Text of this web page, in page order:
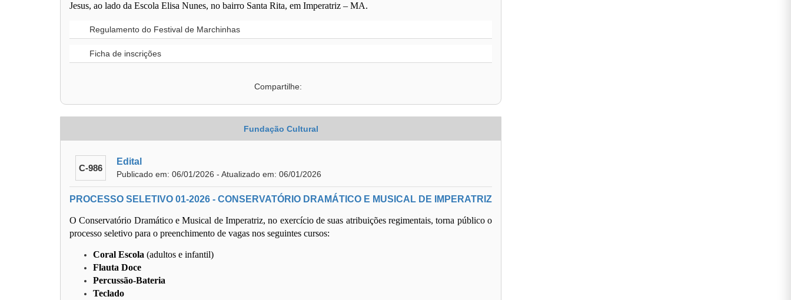
Jesus, ao lado da Escola Elisa Nunes, no bairro Santa Rita, em Imperatriz – MA.
Regulamento do Festival de Marchinhas
Ficha de inscrições
Compartilhe:
Fundação Cultural
C-986
Edital
Publicado em: 06/01/2026 - Atualizado em: 06/01/2026
PROCESSO SELETIVO 01-2026 - CONSERVATÓRIO DRAMÁTICO E MUSICAL DE IMPERATRIZ
O Conservatório Dramático e Musical de Imperatriz, no exercício de suas atribuições regimentais, torna público o
processo seletivo para o preenchimento de vagas nos seguintes cursos:
Coral Escola (adultos e infantil)
Flauta Doce
Percussão-Bateria
Teclado